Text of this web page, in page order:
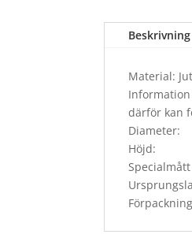
Beskrivning
Material:
Information
därför kan
Diameter:
Höjd: